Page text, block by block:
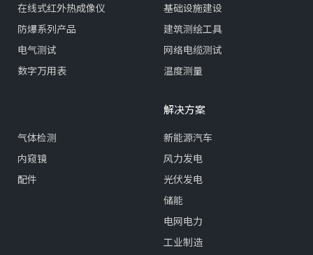
在线式红外热成像仪
防爆系列产品
电气测试
数字万用表
基础设施建设
建筑测绘工具
网络电缆测试
温度测量
气体检测
内窥镜
配件
解决方案
新能源汽车
风力发电
光伏发电
储能
电网电力
工业制造